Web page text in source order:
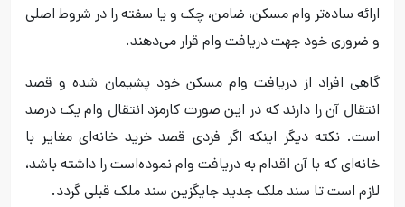
ارائه ساده‌تر وام مسکن، ضامن، چک و یا سفته را در شروط اصلی
و ضروری خود جهت دریافت وام قرار می‌دهند.
گاهی افراد از دریافت وام مسکن خود پشیمان شده و قصد
انتقال آن را دارند که در این صورت کارمزد انتقال وام یک درصد
است. نکته دیگر اینکه اگر فردی قصد خرید خانه‌ای مغایر با
خانه‌ای که با آن اقدام به دریافت وام نموده‌است را داشته باشد،
لازم است تا سند ملک جدید جایگزین سند ملک قبلی گردد.